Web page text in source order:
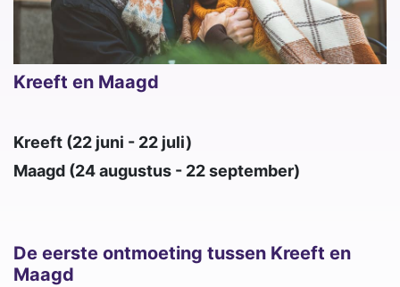
Kreeft en Maagd
Kreeft (22 juni - 22 juli)
Maagd (24 augustus - 22 september)
De eerste ontmoeting tussen Kreeft en
Maagd